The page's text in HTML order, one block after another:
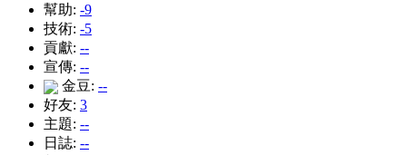
幫助: -9
技術: -5
貢獻: --
宣傳: --
金豆: --
好友: 3
主題: --
日誌: --